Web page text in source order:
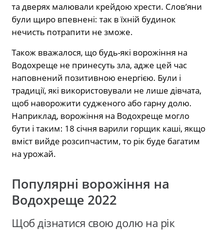
та дверях малювали крейдою хрести. Слов’яни
були щиро впевнені: так в їхній будинок
нечисть потрапити не зможе.
Також вважалося, що будь-які ворожіння на
Водохреще не принесуть зла, адже цей час
наповнений позитивною енергією. Були і
традиції, які використовували не лише дівчата,
щоб наворожити судженого або гарну долю.
Наприклад, ворожіння на Водохреще могло
бути і таким: 18 січня варили горщик каші, якщо
вміст вийде розсипчастим, то рік буде багатим
на урожай.
Популярні ворожіння на
Водохреще 2022
Щоб дізнатися свою долю на рік